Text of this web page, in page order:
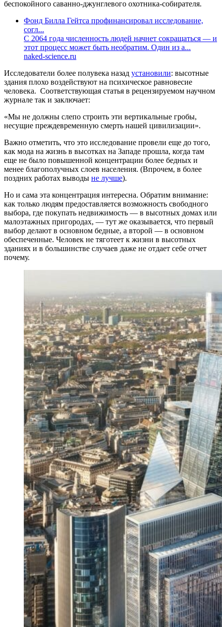
беспокойного саванно-джунглевого охотника-собирателя.
Фонд Билла Гейтса профинансировал исследование,
согл...
С 2064 года численность людей начнет сокращаться — и
этот процесс может быть необратим. Один из а...
naked-science.ru
Исследователи более полувека назад установили: высотные
здания плохо воздействуют на психическое равновесие
человека. Соответствующая статья в рецензируемом научном
журнале так и заключает:
«Мы не должны слепо строить эти вертикальные гробы,
несущие преждевременную смерть нашей цивилизации».
Важно отметить, что это исследование провели еще до того,
как мода на жизнь в высотках на Западе прошла, когда там
еще не было повышенной концентрации более бедных и
менее благополучных слоев населения. (Впрочем, в более
поздних работах выводы не лучше).
Но и сама эта концентрация интересна. Обратим внимание:
как только людям предоставляется возможность свободного
выбора, где покупать недвижимость — в высотных домах или
малоэтажных пригородах, — тут же оказывается, что первый
выбор делают в основном бедные, а второй — в основном
обеспеченные. Человек не тяготеет к жизни в высотных
зданиях и в большинстве случаев даже не отдает себе отчет
почему.